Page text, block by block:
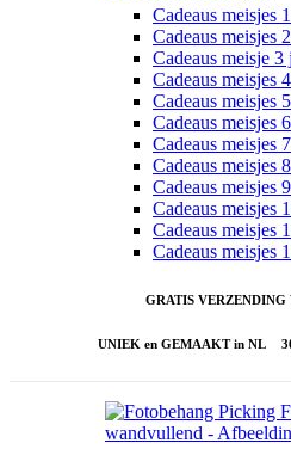
Cadeaus meisjes
Cadeaus meisjes
Cadeaus meisje 3
Cadeaus meisjes
Cadeaus meisjes
Cadeaus meisjes
Cadeaus meisjes
Cadeaus meisjes
Cadeaus meisjes
Cadeaus meisjes
Cadeaus meisjes
Cadeaus meisjes
GRATIS VERZENDING
UNIEK en GEMAAKT in NL